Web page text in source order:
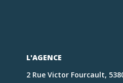
L'AGENCE
2 Rue Victor Fourcault,